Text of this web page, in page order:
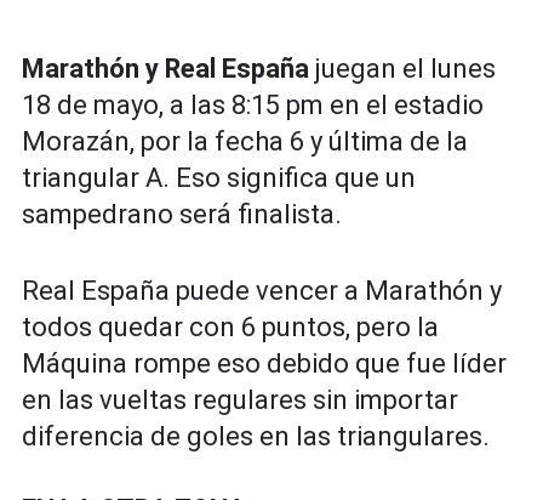
Marathón y Real España juegan el lunes
18 de mayo, a las 8:15 pm en el estadio
Morazán, por la fecha 6 y última de la
triangular A. Eso significa que un
sampedrano será finalista.
Real España puede vencer a Marathón y
todos quedar con 6 puntos, pero la
Máquina rompe eso debido que fue líder
en las vueltas regulares sin importar
diferencia de goles en las triangulares.